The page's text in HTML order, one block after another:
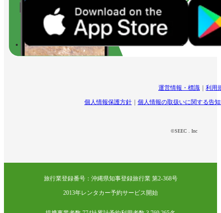
運営情報・標識 利用
個人情報保護方針 個人情報の取扱いに関する告
©SEEC . Inc
旅行業登録番号：沖縄県知事登録旅行業 第2-368号
2013年レンタカー予約サービス開始